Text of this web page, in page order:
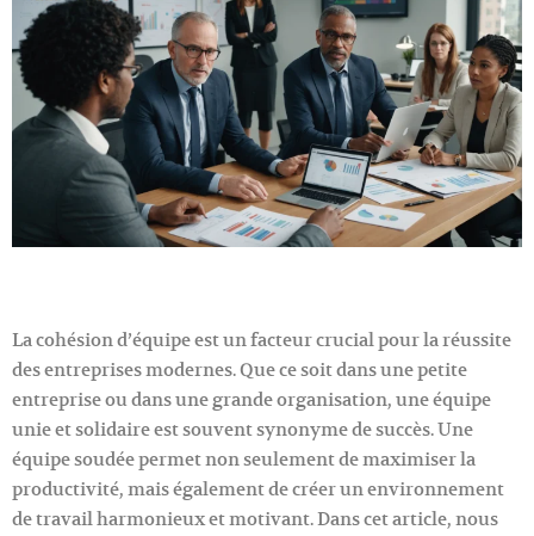
La cohésion d’équipe est un facteur crucial pour la réussite
des entreprises modernes. Que ce soit dans une petite
entreprise ou dans une grande organisation, une équipe
unie et solidaire est souvent synonyme de succès. Une
équipe soudée permet non seulement de maximiser la
productivité, mais également de créer un environnement
de travail harmonieux et motivant. Dans cet article, nous